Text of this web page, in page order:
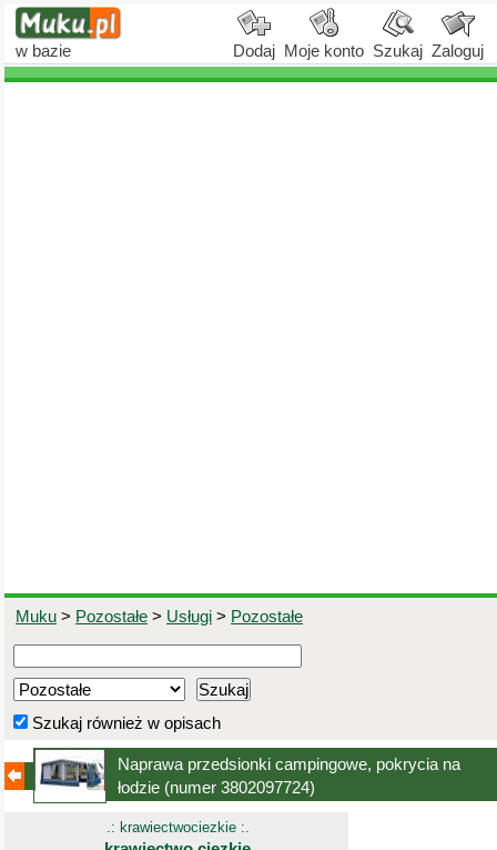
w bazie Dodaj Moje konto Szukaj Zaloguj
Muku > Pozostałe > Usługi > Pozostałe
Szukaj również w opisach
Naprawa przedsionki campingowe, pokrycia na
łodzie (numer 3802097724)
.: krawiectwociezkie :.